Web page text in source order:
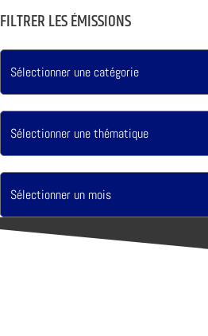
FILTRER LES ÉMISSIONS